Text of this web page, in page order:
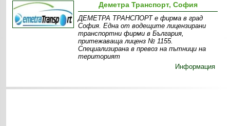
Деметра Транспорт, София
ДЕМЕТРА ТРАНСПОРТ е фирма в град
София. Една от водещите лицензирани
транспортни фирми в България,
притежаваща лиценз № 1155.
Специализирана в превоз на пътници на
територият
Информация